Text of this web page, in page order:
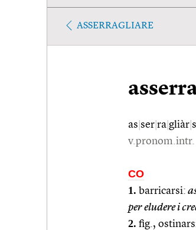
ASSERRAGLIARE
as ser ra gliàr
v.pronom.intr.
CO
1. barricarsi:
per eludere i
2. fig.,